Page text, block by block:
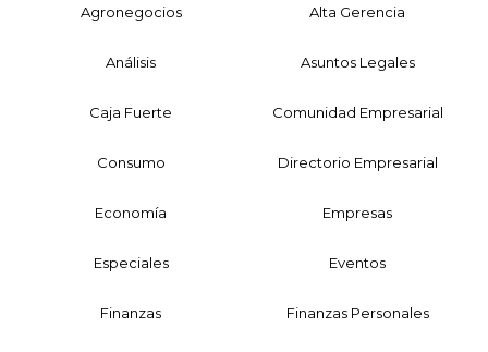
Agronegocios Alta Gerencia
Análisis Asuntos Legales
Caja Fuerte Comunidad Empresarial
Consumo Directorio Empresarial
Economía Empresas
Especiales Eventos
Finanzas Finanzas Personales